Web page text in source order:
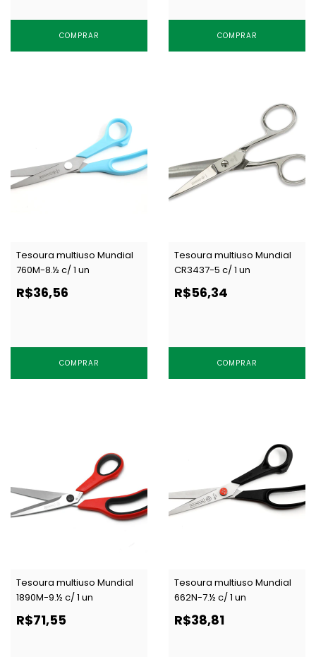
COMPRAR COMPRAR
Tesoura multiuso Mundial
760M-8.½ c/ 1 un
R$36,56
COMPRAR
Tesoura multiuso Mundial
CR3437-5 c/ 1 un
R$56,34
COMPRAR
Tesoura multiuso Mundial
1890M-9.½ c/ 1 un
R$71,55
Tesoura multiuso Mundial
662N-7.½ c/ 1 un
R$38,81